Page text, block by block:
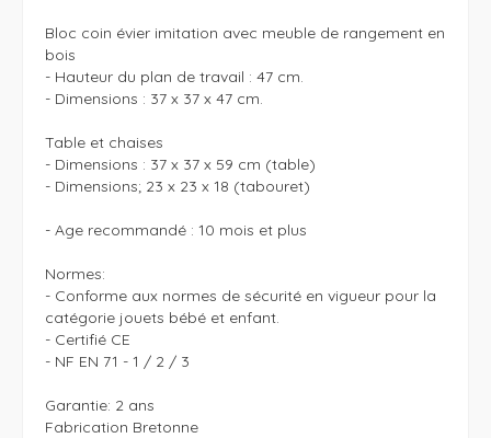
Bloc coin évier imitation avec meuble de rangement en
bois
- Hauteur du plan de travail : 47 cm.
- Dimensions : 37 x 37 x 47 cm.
Table et chaises
- Dimensions : 37 x 37 x 59 cm (table)
- Dimensions; 23 x 23 x 18 (tabouret)
- Age recommandé : 10 mois et plus
Normes:
- Conforme aux normes de sécurité en vigueur pour la
catégorie jouets bébé et enfant.
- Certifié CE
- NF EN 71 - 1 / 2 / 3
Garantie: 2 ans
Fabrication Bretonne